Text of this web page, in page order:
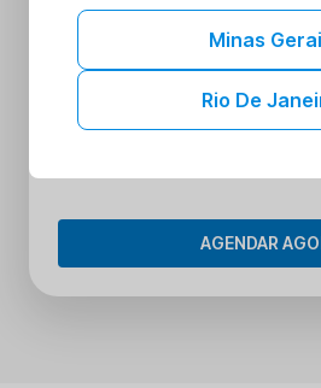
escolhida
4 Tenha acesso aos
sair de casa
AGENDAR
Minas
Rio De